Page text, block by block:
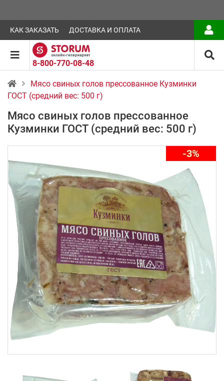
КАК ЗАКАЗАТЬ ДОСТАВКА И ОПЛАТА
8-800-770-08-48
Мясо свиных голов прессованное Кузминки
ГОСТ (средний вес: 500 г)
Мясо свиных голов прессованное
Кузминки ГОСТ (средний вес: 500 г)
-3%